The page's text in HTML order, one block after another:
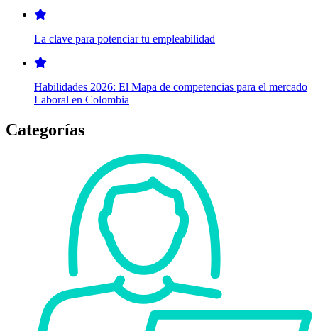
La clave para potenciar tu empleabilidad
Habilidades 2026: El Mapa de competencias para el mercado
Laboral en Colombia
Categorías